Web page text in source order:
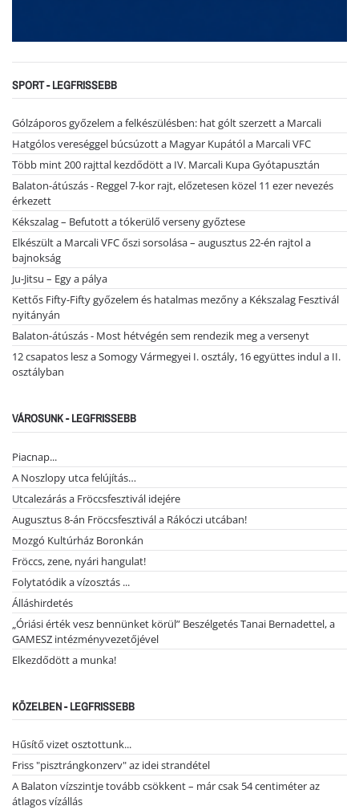
SPORT - LEGFRISSEBB
Gólzáporos győzelem a felkészülésben: hat gólt szerzett a Marcali
Hatgólos vereséggel búcsúzott a Magyar Kupától a Marcali VFC
Több mint 200 rajttal kezdődött a IV. Marcali Kupa Gyótapusztán
Balaton-átúszás - Reggel 7-kor rajt, előzetesen közel 11 ezer nevezés
érkezett
Kékszalag – Befutott a tókerülő verseny győztese
Elkészült a Marcali VFC őszi sorsolása – augusztus 22-én rajtol a
bajnokság
Ju-Jitsu – Egy a pálya
Kettős Fifty-Fifty győzelem és hatalmas mezőny a Kékszalag Fesztivál
nyitányán
Balaton-átúszás - Most hétvégén sem rendezik meg a versenyt
12 csapatos lesz a Somogy Vármegyei I. osztály, 16 együttes indul a II.
osztályban
VÁROSUNK - LEGFRISSEBB
Piacnap...
A Noszlopy utca felújítás…
Utcalezárás a Fröccsfesztivál idejére
Augusztus 8-án Fröccsfesztivál a Rákóczi utcában!
Mozgó Kultúrház Boronkán
Fröccs, zene, nyári hangulat!
Folytatódik a vízosztás ...
Álláshirdetés
„Óriási érték vesz bennünket körül” Beszélgetés Tanai Bernadettel, a
GAMESZ intézményvezetőjével
Elkezdődött a munka!
KÖZELBEN - LEGFRISSEBB
Hűsítő vizet osztottunk...
Friss "pisztrángkonzerv" az idei strandétel
A Balaton vízszintje tovább csökkent – már csak 54 centiméter az
átlagos vízállás